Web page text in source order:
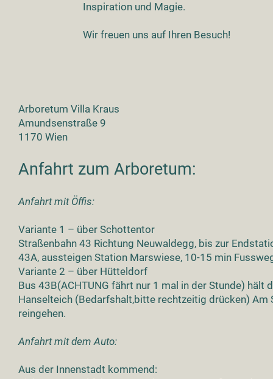
Inspiration und Magie.
Wir freuen uns auf Ihren Besuch!
Arboretum Villa Kraus
Amundsenstraße 9
1170 Wien
Anfahrt zum Arboretum:
Anfahrt mit Öffis:
Variante 1 – über Schottentor
Straßenbahn 43 Richtung Neuwaldegg, bis zur
43A, aussteigen Station Marswiese, 10-15 min
Variante 2 – über Hütteldorf
Bus 43B(ACHTUNG fährt nur 1 mal in der Stunde)
Hanselteich (Bedarfshalt,bitte rechtzeitig drücken)
reingehen.
Anfahrt mit dem Auto:
Aus der Innenstadt kommend: